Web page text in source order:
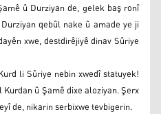
û Durziyan de, gelek baş ronî
qebûl nake û amade ye ji
xwe, destdirêjiyê dinav Sûriye
li Sûriye nebin xwedî statuyek!
û Şamê dixe aloziyan. Şerx
de, nikarin serbixwe tevbigerin.